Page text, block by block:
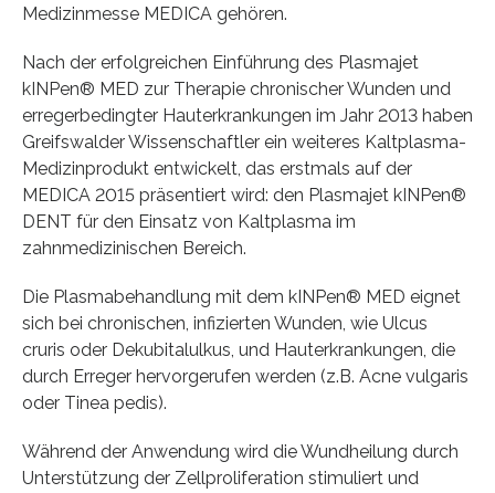
Medizinmesse MEDICA gehören.
Nach der erfolgreichen Einführung des Plasmajet
kINPen® MED zur Therapie chronischer Wunden und
erregerbedingter Hauterkrankungen im Jahr 2013 haben
Greifswalder Wissenschaftler ein weiteres Kaltplasma-
Medizinprodukt entwickelt, das erstmals auf der
MEDICA 2015 präsentiert wird: den Plasmajet kINPen®
DENT für den Einsatz von Kaltplasma im
zahnmedizinischen Bereich.
Die Plasmabehandlung mit dem kINPen® MED eignet
sich bei chronischen, infizierten Wunden, wie Ulcus
cruris oder Dekubitalulkus, und Hauterkrankungen, die
durch Erreger hervorgerufen werden (z.B. Acne vulgaris
oder Tinea pedis).
Während der Anwendung wird die Wundheilung durch
Unterstützung der Zellproliferation stimuliert und